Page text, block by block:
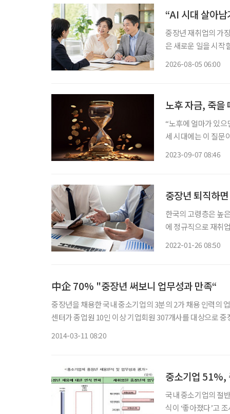
“AI 시대 살아
중장년 재취업의 가
은 새로운 일을 시작
2026-08-05 06:00
노후 자금, 죽을
“노후에 얼마가 있
세 시대에는 이 질문
2023-09-07 08:46
중장년 퇴직하
한국의 고령층은 높
에 정규직으로 재취
2022-01-26 08:50
中企 70% "중장년 써보니 업무성과 만족“
중장년을 채용한 국내 중소기업의 3분의 2가 채용 인력의 업무성과에 엄지손
센터가 종업원 10인 이상 기업회원 307개사를 대상으로
2014-03-11 08:20
중소기업 51%,
국내 중소기업의 절
식이 ‘좋아졌다’고 조사됐다. 10일 전국경제인연합회 중소기업협